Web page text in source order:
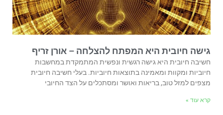
גישה חיובית היא המפתח להצלחה – אורן זריף
חשיבה חיובית היא גישה רגשית ונפשית המתמקדת במחשבות
חיוביות ומקוות ומאמינה בתוצאות חיוביות. בעלי חשיבה חיובית
מצפים למזל טוב, בריאות ואושר ומסתכלים על הצד החיובי
קרא עוד »